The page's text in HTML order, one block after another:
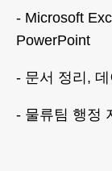
- Microsoft
PowerPoint
- 문서 정리,
- 물류팀 행정